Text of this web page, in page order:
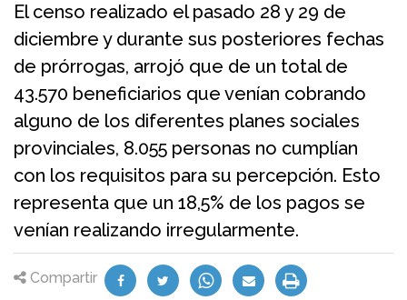
El censo realizado el pasado 28 y 29 de
diciembre y durante sus posteriores fechas
de prórrogas, arrojó que de un total de
43.570 beneficiarios que venían cobrando
alguno de los diferentes planes sociales
provinciales, 8.055 personas no cumplían
con los requisitos para su percepción. Esto
representa que un 18,5% de los pagos se
venían realizando irregularmente.
Compartir